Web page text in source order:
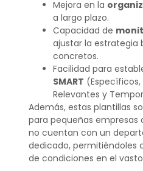
Mejora en la
a largo plazo.
Capacidad de
ajustar la estrategia
concretos.
Facilidad para
SMART (Específicos,
Relevantes y
Además, estas plantillas
para pequeñas empresas
no cuentan con un
dedicado, permitiéndoles
de condiciones en el